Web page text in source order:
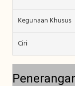
Kegunaan Khusus
Ciri